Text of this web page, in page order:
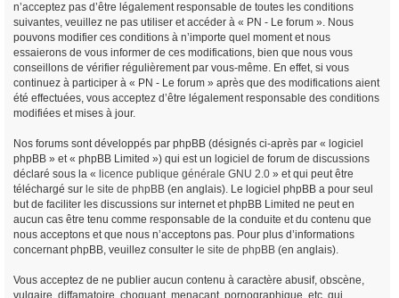
n’acceptez pas d’être légalement responsable de toutes les conditions
suivantes, veuillez ne pas utiliser et accéder à « PN - Le forum ». Nous
pouvons modifier ces conditions à n’importe quel moment et nous
essaierons de vous informer de ces modifications, bien que nous vous
conseillons de vérifier régulièrement par vous-même. En effet, si vous
continuez à participer à « PN - Le forum » après que des modifications aient
été effectuées, vous acceptez d’être légalement responsable des conditions
modifiées et mises à jour.
Nos forums sont développés par phpBB (désignés ci-après par « logiciel
phpBB » et « phpBB Limited ») qui est un logiciel de forum de discussions
déclaré sous la « licence publique générale GNU 2.0 » et qui peut être
téléchargé sur le site de phpBB (en anglais). Le logiciel phpBB a pour seul
but de faciliter les discussions sur internet et phpBB Limited ne peut en
aucun cas être tenu comme responsable de la conduite et du contenu que
nous acceptons et que nous n’acceptons pas. Pour plus d’informations
concernant phpBB, veuillez consulter le site de phpBB (en anglais).
Vous acceptez de ne publier aucun contenu à caractère abusif, obscène,
vulgaire, diffamatoire, choquant, menaçant, pornographique, etc. qui